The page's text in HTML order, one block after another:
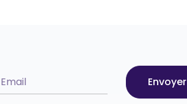
Envoyer